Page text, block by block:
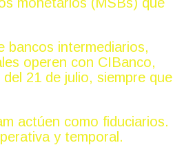
bancos intermediarios,
operen con CIBanco,
21 de julio, siempre que
actúen como fiduciarios.
y temporal.